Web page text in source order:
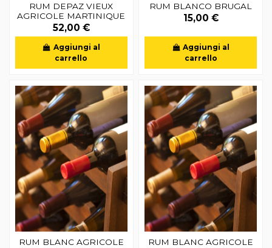
RUM DEPAZ VIEUX
AGRICOLE MARTINIQUE
52,00 €
Aggiungi al
carrello
RUM BLANCO BRUGAL
15,00 €
Aggiungi al
carrello
RUM BLANC AGRICOLE
RUM BLANC AGRICOLE